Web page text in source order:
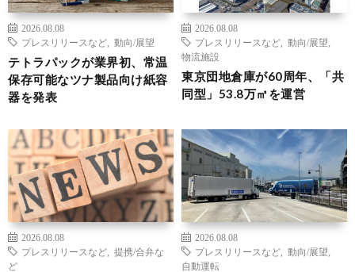
2026.08.08
プレスリリースなど
動向/展望
テトラパックが業界初、常温
保存可能なツナ製品向け紙容
器を発表
2026.08.08
プレスリリースなど
動向/展望
物流施設
東京団地倉庫が60周年、「共
同型」53.8万㎡を運営
2026.08.08
プレスリリースなど
提携/合弁な
ど
2026.08.08
プレスリリースなど
動向/展望
自動運転